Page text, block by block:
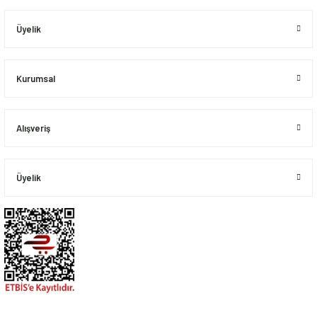
Üyelik
Kurumsal
Alışveriş
Üyelik